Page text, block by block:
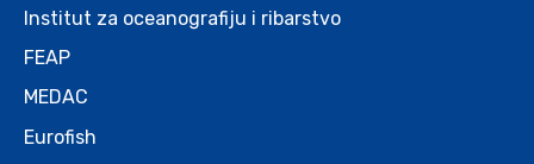
Institut za oceanografiju i ribarstvo
FEAP
MEDAC
Eurofish